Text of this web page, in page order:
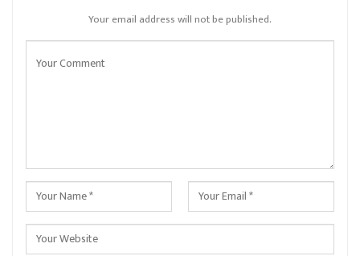
Your email address will not be published.